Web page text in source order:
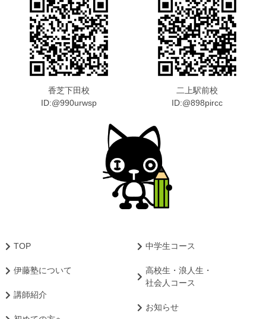
香芝下田校
ID:@990urwsp
二上駅前校
ID:@898pircc
TOP
伊藤塾について
講師紹介
中学生コース
高校生・浪人生・
社会人コース
お知らせ